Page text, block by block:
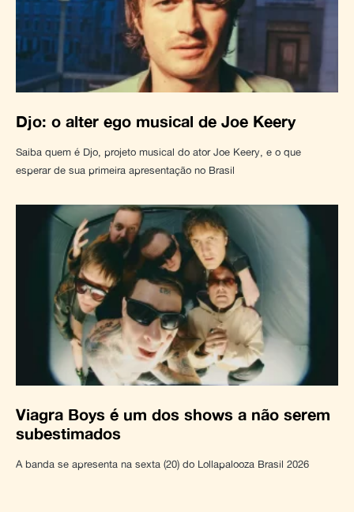
Djo: o alter ego musical de Joe Keery
Saiba quem é Djo, projeto musical do ator Joe Keery, e o que
esperar de sua primeira apresentação no Brasil
Viagra Boys é um dos shows a não serem
subestimados
A banda se apresenta na sexta (20) do Lollapalooza Brasil 2026